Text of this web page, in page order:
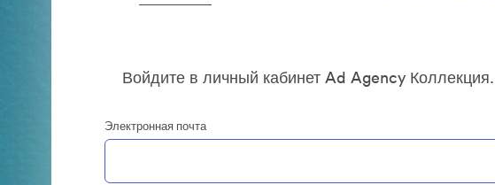
Войдите в личный кабинет Ad Agency Коллекция.
Электронная почта